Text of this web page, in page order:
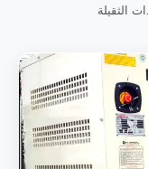
الثقيلة